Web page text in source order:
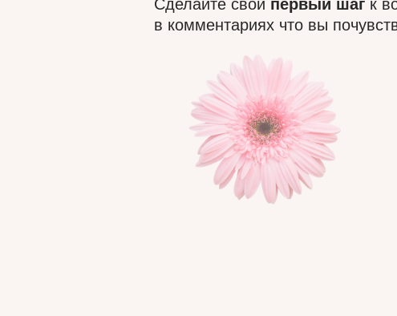
Сделайте свой первый шаг к
в комментариях что вы